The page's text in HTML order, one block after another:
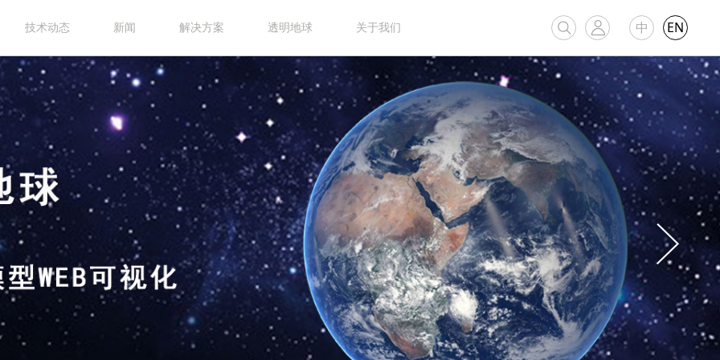
技术动态 新闻 解决方案 透明地球 关于我们 中 EN